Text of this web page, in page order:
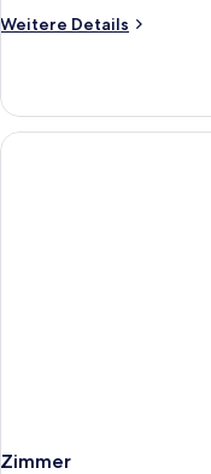
Weitere Details
Weitere
Suite,
2 Schlafzimmer,
Balkon
Zimmer